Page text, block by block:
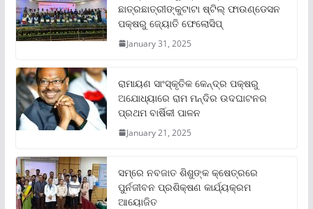
ଛାତ୍ରଛାତ୍ରୀଙ୍କୁଟାଟା ଷ୍ଟିଲ୍ ଫାଉଣ୍ଡେସନ
ପକ୍ଷରୁ ଜ୍ୟୋତି ଫେଲୋସିପ୍‌
January 31, 2025
ରାମାୟଣ ସାଂସ୍କୃତିକ କେନ୍ଦ୍ର ପକ୍ଷରୁ
ଅଯୋଧ୍ୟାରେ ରାମ ମନ୍ଦିର ଉଦଘାଟନର
ପ୍ରଥମ ବାର୍ଷିକୀ ପାଳନ
January 21, 2025
ସମ୍‌ରେ ନବଜାତ ଶିଶୁଙ୍କ କ୍ଷେତ୍ରରେ
ପୁର୍ନଜୀବନ ପ୍ରଶିକ୍ଷଣ କାର୍ଯ୍ୟକ୍ରମ
ଆୟୋଜିତ